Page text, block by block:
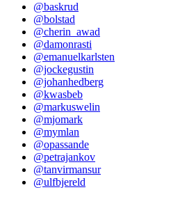
@baskrud
@bolstad
@cherin_awad
@damonrasti
@emanuelkarlsten
@jockegustin
@johanhedberg
@kwasbeb
@markuswelin
@mjomark
@mymlan
@opassande
@petrajankov
@tanvirmansur
@ulfbjereld